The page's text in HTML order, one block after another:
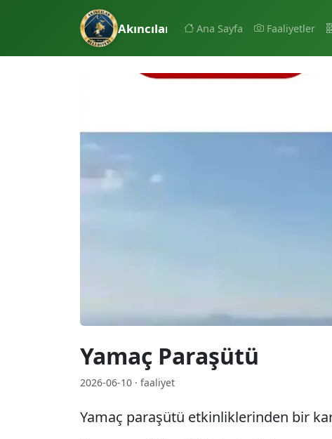
Akıncılar Belediyesi
Ana Sayfa Faaliyetler
Yamaç Paraşütü
2026-06-10 · faaliyet
Yamaç paraşütü etkinliklerinden bir